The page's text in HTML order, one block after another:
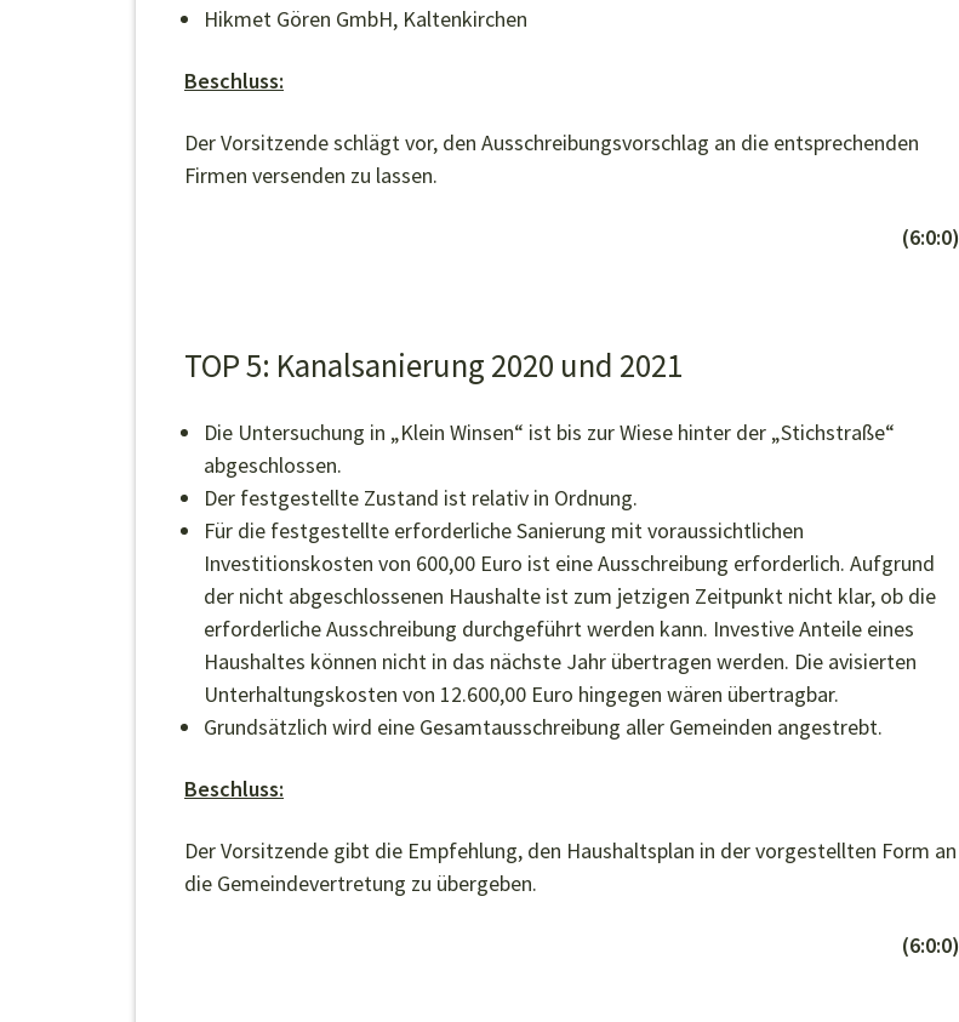
Hikmet Gören GmbH, Kaltenkirchen
Beschluss:
Der Vorsitzende schlägt vor, den Ausschreibungsvorschlag an die entsprechenden
Firmen versenden zu lassen.
(6:0:0)
TOP 5: Kanalsanierung 2020 und 2021
Die Untersuchung in „Klein Winsen“ ist bis zur Wiese hinter der „Stichstraße“
abgeschlossen.
Der festgestellte Zustand ist relativ in Ordnung.
Für die festgestellte erforderliche Sanierung mit voraussichtlichen
Investitionskosten von 600,00 Euro ist eine Ausschreibung erforderlich. Aufgrund
der nicht abgeschlossenen Haushalte ist zum jetzigen Zeitpunkt nicht klar, ob die
erforderliche Ausschreibung durchgeführt werden kann. Investive Anteile eines
Haushaltes können nicht in das nächste Jahr übertragen werden. Die avisierten
Unterhaltungskosten von 12.600,00 Euro hingegen wären übertragbar.
Grundsätzlich wird eine Gesamtausschreibung aller Gemeinden angestrebt.
Beschluss:
Der Vorsitzende gibt die Empfehlung, den Haushaltsplan in der vorgestellten Form an
die Gemeindevertretung zu übergeben.
(6:0:0)